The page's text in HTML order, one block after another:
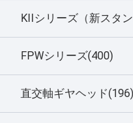
KIIシリーズ（新スタ
FPWシリーズ(400)
直交軸ギヤヘッド(196)